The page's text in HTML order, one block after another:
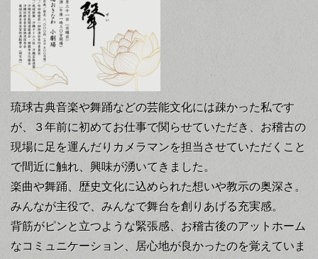
琉球古典音楽や舞踊などの芸能文化には疎かった私です
が、３年前に初めてお仕事で関らせていただき、お稽古の
現場に足を運んだりカメラマンを担当させていただくこと
で間近に触れ、興味が湧いてきました。
楽曲や舞踊、歴史文化に込められた想いや教示の奥深さ。
みんなが主役で、みんなで舞台を創りあげる充実感。
背筋がピンと立つような緊張感、お稽古後のアットホーム
なコミュニケーション、居心地が良かったのを覚えていま